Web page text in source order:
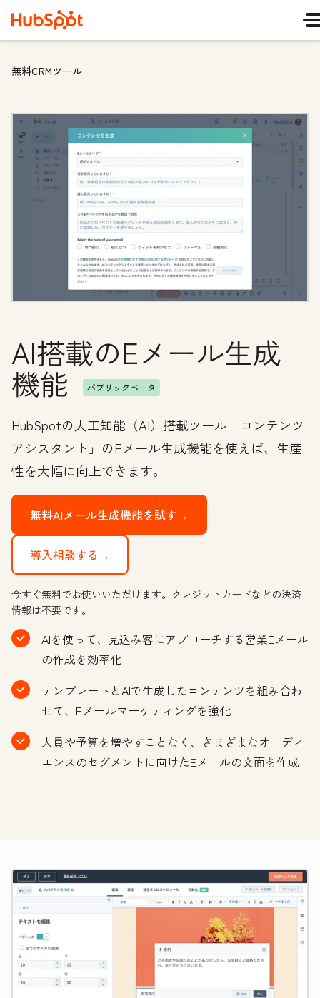
無料CRMツール
AI搭載のEメール生成
機能 パブリックベータ
HubSpotの人工知能（AI）搭載ツール「コンテンツ
アシスタント」のEメール生成機能を使えば、生産
性を大幅に向上できます。
無料AIメール生成機能を試す→
導入相談する→
今すぐ無料でお使いいただけます。クレジットカードなどの決済
情報は不要です。
AIを使って、見込み客にアプローチする営業Eメール
の作成を効率化
テンプレートとAIで生成したコンテンツを組み合わ
せて、Eメールマーケティングを強化
人員や予算を増やすことなく、さまざまなオーディ
エンスのセグメントに向けたEメールの文面を作成